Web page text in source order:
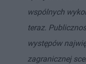
wspólnych
teraz.
występów
zagranicznej